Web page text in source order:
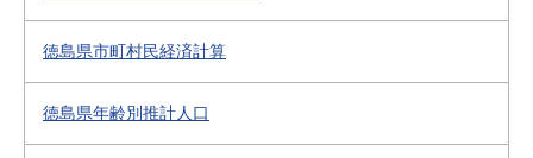
徳島県市町村民経済計算
徳島県年齢別推計人口